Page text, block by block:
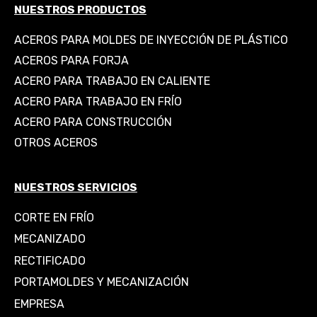
NUESTROS PRODUCTOS
ACEROS PARA MOLDES DE INYECCIÓN DE PLÁSTICO
ACEROS PARA FORJA
ACERO PARA TRABAJO EN CALIENTE
ACERO PARA TRABAJO EN FRÍO
ACERO PARA CONSTRUCCIÓN
OTROS ACEROS
NUESTROS SERVICIOS
CORTE EN FRÍO
MECANIZADO
RECTIFICADO
PORTAMOLDES Y MECANIZACIÓN
EMPRESA